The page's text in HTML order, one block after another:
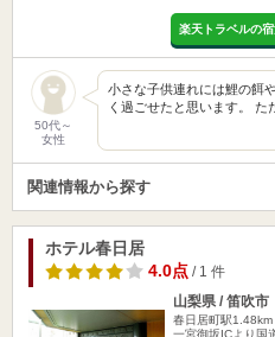
楽天トラベルの
50代～
女性
小さな子供連れには鯉の餌
く過ごせたと思います。 た
関連情報から探す
ホテル春日居
4.0点/ 1 件
山梨県 / 笛吹市
春日居町駅1.48km
一宮御坂ICより国